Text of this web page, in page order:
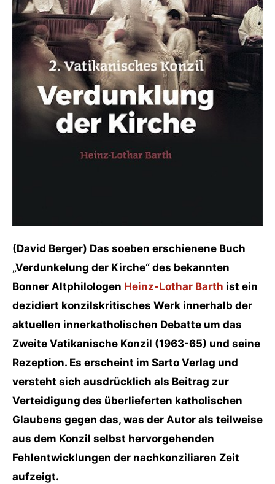
(David Berger) Das soeben erschienene Buch
„Verdunkelung der Kirche“ des bekannten
Bonner Altphilologen Heinz-Lothar Barth ist ein
dezidiert konzilskritisches Werk innerhalb der
aktuellen innerkatholischen Debatte um das
Zweite Vatikanische Konzil (1963-65) und seine
Rezeption. Es erscheint im Sarto Verlag und
versteht sich ausdrücklich als Beitrag zur
Verteidigung des überlieferten katholischen
Glaubens gegen das, was der Autor als teilweise
aus dem Konzil selbst hervorgehenden
Fehlentwicklungen der nachkonziliaren Zeit
aufzeigt.